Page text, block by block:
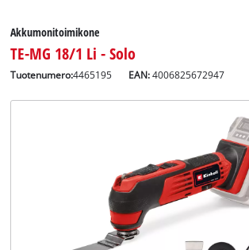
Akkumonitoimikone
TE-MG 18/1 Li - Solo
Tuotenumero:4465195 EAN:4006825672947